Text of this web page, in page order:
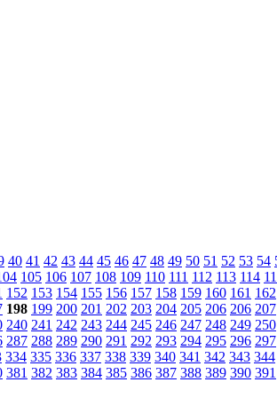
40 41 42 43 44 45 46 47 48 49 50 51 52 53 54
105 106 107 108 109 110 111 112 113 114
152 153 154 155 156 157 158 159 160 161 162
198 199 200 201 202 203 204 205 206 206 207
240 241 242 243 244 245 246 247 248 249 250
287 288 289 290 291 292 293 294 295 296 297
334 335 336 337 338 339 340 341 342 343 344
381 382 383 384 385 386 387 388 389 390 391